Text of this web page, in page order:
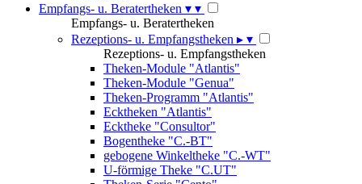
Empfangs- u. Beratertheken ▾ ▾
Empfangs- u. Beratertheken
Rezeptions- u. Empfangstheken ▸ ▾
Rezeptions- u. Empfangstheken
Theken-Module "Atlantis"
Theken-Module "Genua"
Theken-Programm "Atlantis"
Ecktheken "Atlantis"
Ecktheke "Consultor"
Bogentheke "C.-BT"
gebogene Winkeltheke "C.-WT"
U-förmige Theke "C.UT"